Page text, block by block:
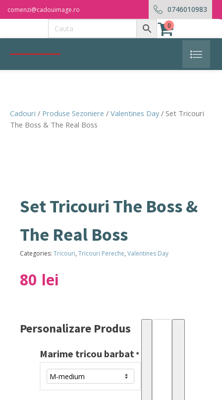
comenzi@cadouimage.ro 0746010983
0
Cadouri / Produse Sezoniere / Valentines Day/ Set Tricouri
The Boss & The Real Boss
Set Tricouri The Boss &
The Real Boss
Categories: Tricouri, Tricouri Pereche, Valentines Day
80 lei
Personalizare Produs
Marime tricou barbat*